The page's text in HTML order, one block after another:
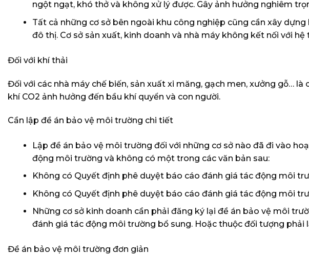
ngột ngạt, khó thở và không xử lý được. Gây ảnh hưởng nghiêm
Tất cả những cơ sở bên ngoài khu công nghiệp cũng cần xây
đô thị. Cơ sở sản xuất, kinh doanh và nhà máy không kết nối với
Đối với khí thải
Đối với các nhà máy chế biến, sản xuất xi măng, gạch men, xưởng gỗ…
khí CO2 ảnh hưởng đến bầu khí quyển và con người.
Cần lập đề án bảo vệ môi trường chi tiết
Lập đề án bảo vệ môi trường đối với những cơ sở nào đã đi vào
động môi trường và không có một trong các văn bản sau:
Không có Quyết định phê duyệt báo cáo đánh giá tác động môi
Không có Quyết định phê duyệt báo cáo đánh giá tác động môi
Những cơ sở kinh doanh cần phải đăng ký lại đề án bảo vệ môi
đánh giá tác động môi trường bổ sung. Hoặc thuộc đối tượng
Đề án bảo vệ môi trường đơn giản